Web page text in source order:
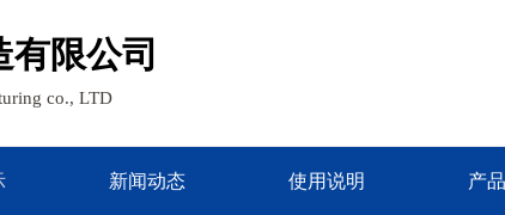
限公司
co., LTD
新闻动态 使用说明 产